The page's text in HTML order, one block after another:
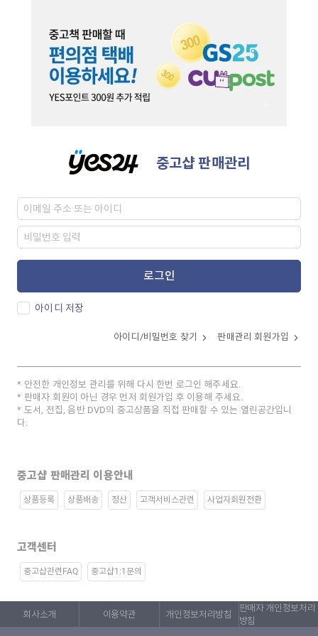
중고샵 판매관리
로그인
아이디 저장
아이디/비밀번호 찾기 판매관리 회원가입
안전한 개인정보 관리를 위해 다시 한번 로그인 해주세요.
판매자 회원이 아닌 경우 먼저 회원가입 후 이용해 주세요.
도서, 전집, 음반 DVD의 중고상품을 직접 판매할 수 있는 열린공간입니
다.
중고샵 판매관리 이용안내
상품등록 상품배송 정산 고객서비스관련 사업자회원전환
고객센터
중고샵관련FAQ 중고샵1:1문의
회사소개 이용약관 개인정보처리방침
판매자 개인정보처리
방침